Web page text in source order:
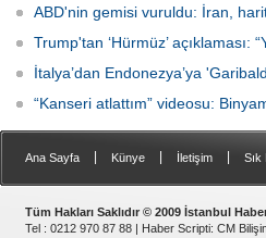
ABD'nin gemisi vuruldu: İran,
Trump'tan ‘Hürmüz’ açıklaması:
İtalya’dan Endonezya’ya
“Kanseri atlattım” videosu:
Ana Sayfa Künye İletişim Sık
Tüm Hakları Saklıdır © 2009 İstanbul
Tel : 0212 970 87 88 | Haber Scripti: CM